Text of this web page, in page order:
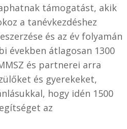
támogatást, akik
a tanévkezdéshez
és az év folyamán
években átlagosan 1300
és partnerei arra
és gyerekeket,
hogy idén 1500
az